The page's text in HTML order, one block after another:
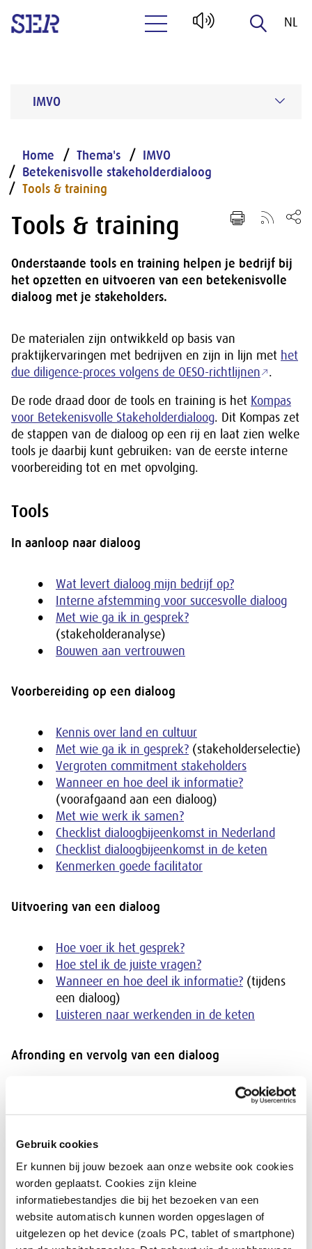
Gebruik cookies
Er kunnen bij jouw bezoek aan onze website ook cookies
worden geplaatst. Cookies zijn kleine
informatiebestandjes die bij het bezoeken van een
website automatisch kunnen worden opgeslagen of
uitgelezen op het device (zoals PC, tablet of smartphone)
NL
IMVO
Home Thema's
IMVO
Betekenisvolle stakeholderdialoog
Tools & training
Tools & training
Onderstaande tools en training helpen je bedrijf bij
het opzetten en uitvoeren van een betekenisvolle
dialoog met je stakeholders.
De materialen zijn ontwikkeld op basis van
praktijkervaringen met bedrijven en zijn in lijn met het
due diligence-proces volgens de OESO-richtlijnen
.
De rode draad door de tools en training is het Kompas
voor Betekenisvolle Stakeholderdialoog. Dit Kompas zet
de stappen van de dialoog op een rij en laat zien welke
tools je daarbij kunt gebruiken: van de eerste interne
voorbereiding tot en met opvolging.
Tools
In aanloop naar dialoog
Wat levert dialoog mijn bedrijf op?
Interne afstemming voor succesvolle dialoog
Met wie ga ik in gesprek?
(stakeholderanalyse)
Bouwen aan vertrouwen
Voorbereiding op een dialoog
Kennis over land en cultuur
Met wie ga ik in gesprek? (stakeholderselectie)
Vergroten commitment stakeholders
Wanneer en hoe deel ik informatie?
(voorafgaand aan een dialoog)
Met wie werk ik samen?
Checklist dialoogbijeenkomst in Nederland
Checklist dialoogbijeenkomst in de keten
Kenmerken goede facilitator
Uitvoering van een dialoog
Hoe voer ik het gesprek?
Hoe stel ik de juiste vragen?
Wanneer en hoe deel ik informatie? (tijdens
een dialoog)
Luisteren naar werkenden in de keten
Afronding en vervolg van een dialoog
Wanneer en hoe deel ik informatie?(na afloop
van een dialoog)
Training
Voorbeeld-workshop
Op basis van het Kompas en de tools is de workshop ‘In